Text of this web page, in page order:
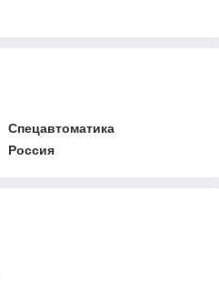
Спецавтоматика
Россия